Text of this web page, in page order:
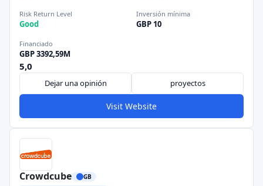
Risk Return Level
Good
Inversión mínima
GBP 10
Financiado
GBP 3392,59M
5,0
Dejar una opinión proyectos
Visit Website
Crowdcube GB